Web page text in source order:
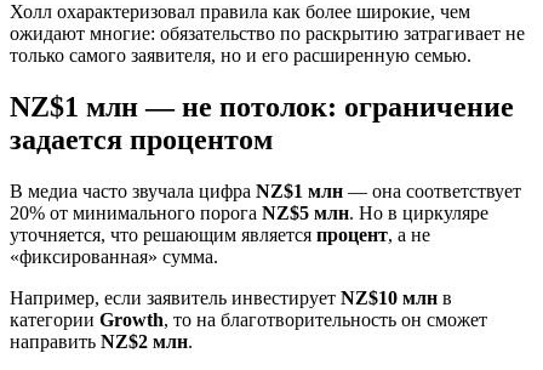
Холл охарактеризовал правила как более широкие, чем
ожидают многие: обязательство по раскрытию затрагивает не
только самого заявителя, но и его расширенную семью.
NZ$1 млн — не потолок: ограничение
задается процентом
В медиа часто звучала цифра NZ$1 млн — она соответствует
20% от минимального порога NZ$5 млн. Но в циркуляре
уточняется, что решающим является процент, а не
«фиксированная» сумма.
Например, если заявитель инвестирует NZ$10 млн в
категории Growth, то на благотворительность он сможет
направить NZ$2 млн.